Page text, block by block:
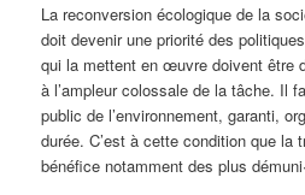
La reconversion écologique de la
doit devenir une priorité des
qui la mettent en œuvre doivent être
à l’ampleur colossale de la tâche. Il
public de l’environnement, garanti,
durée. C’est à cette condition que la
bénéfice notamment des plus